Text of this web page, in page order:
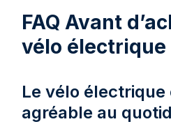
FAQ Avant
vélo électrique
Le vélo
agréable au